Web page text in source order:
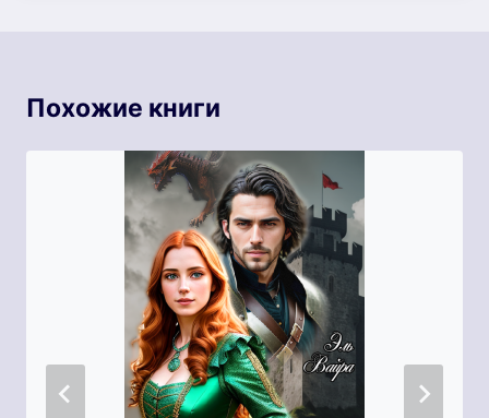
Похожие книги